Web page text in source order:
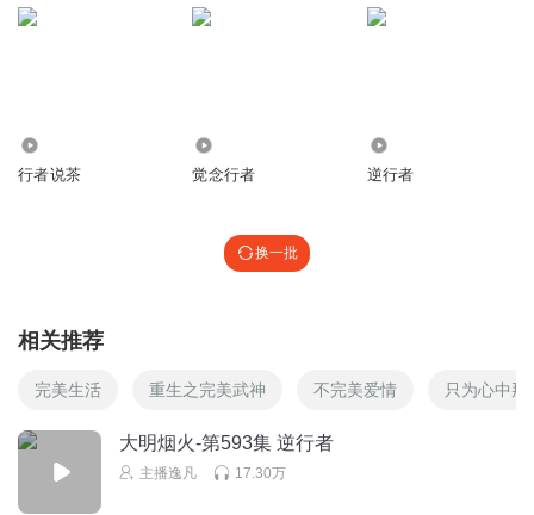
行者说茶 觉念行者 逆行者
换一批
相关推荐
完美生活 重生之完美武神 不完美爱情 只为心中那
大明烟火-第593集 逆行者
主播逸凡 17.30万